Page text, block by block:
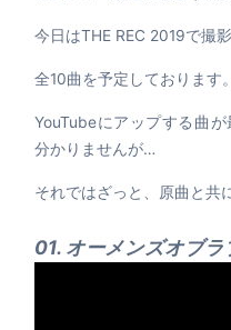
今日はTHE REC 2019で撮
全10曲を予定しております。
YouTubeにアップする曲
分かりませんが…
それではざっと、原曲と共
01. オーメンズオブ